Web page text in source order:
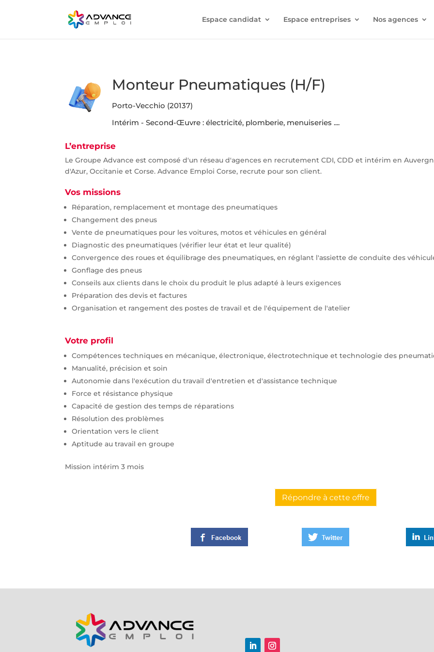
Espace candidat Espace entreprises Nos agences
Monteur Pneumatiques (H/F)
Porto-Vecchio (20137)
Intérim - Second-Œuvre : électricité, plomberie, menuiseries ....
L’entreprise
Le Groupe Advance est composé d'un réseau d'agences en recrutement CDI, CDD et intérim en
d'Azur, Occitanie et Corse. Advance Emploi Corse, recrute pour son client.
Vos missions
Réparation, remplacement et montage des pneumatiques
Changement des pneus
Vente de pneumatiques pour les voitures, motos et véhicules en général
Diagnostic des pneumatiques (vérifier leur état et leur qualité)
Convergence des roues et équilibrage des pneumatiques, en réglant l'assiette de conduite des
Gonflage des pneus
Conseils aux clients dans le choix du produit le plus adapté à leurs exigences
Préparation des devis et factures
Organisation et rangement des postes de travail et de l'équipement de l'atelier
Votre profil
Compétences techniques en mécanique, électronique, électrotechnique et technologie des
Manualité, précision et soin
Autonomie dans l'exécution du travail d'entretien et d'assistance technique
Force et résistance physique
Capacité de gestion des temps de réparations
Résolution des problèmes
Orientation vers le client
Aptitude au travail en groupe
Mission intérim 3 mois
Répondre à cette offre